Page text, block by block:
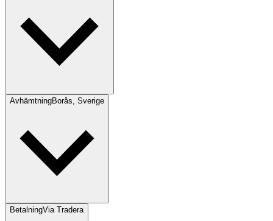
AvhämtningBorås, Sverige
BetalningVia Tradera